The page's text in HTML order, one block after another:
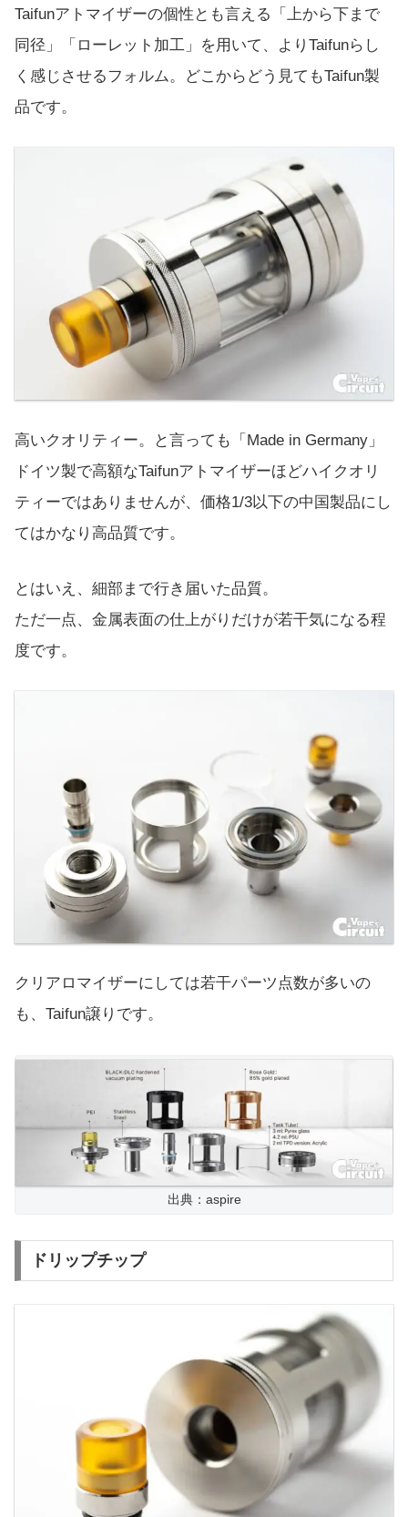
Taifunアトマイザーの個性とも言える「上から下まで
同径」「ローレット加工」を用いて、よりTaifunらし
く感じさせるフォルム。どこからどう見てもTaifun製
品です。
高いクオリティー。と言っても「Made in Germany」
ドイツ製で高額なTaifunアトマイザーほどハイクオリ
ティーではありませんが、価格1/3以下の中国製品にし
てはかなり高品質です。
とはいえ、細部まで行き届いた品質。
ただ一点、金属表面の仕上がりだけが若干気になる程
度です。
クリアロマイザーにしては若干パーツ点数が多いの
も、Taifun譲りです。
出典：aspire
ドリップチップ